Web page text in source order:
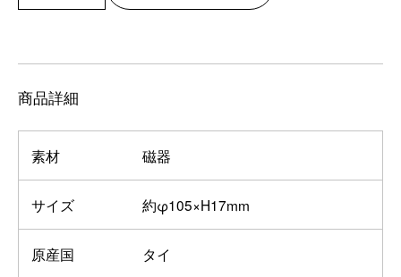
商品詳細
素材 磁器
サイズ 約φ105×H17mm
原産国 タイ